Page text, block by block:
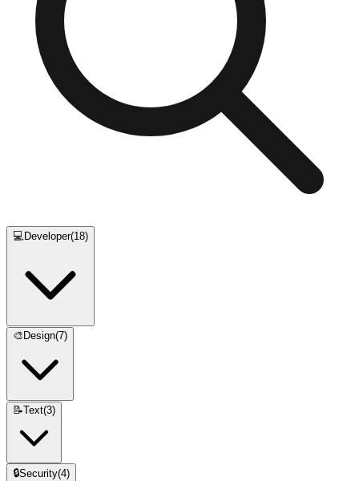
💻 Developer(18)
🎨 Design(7)
📝Text(3)
🔒Security(4)